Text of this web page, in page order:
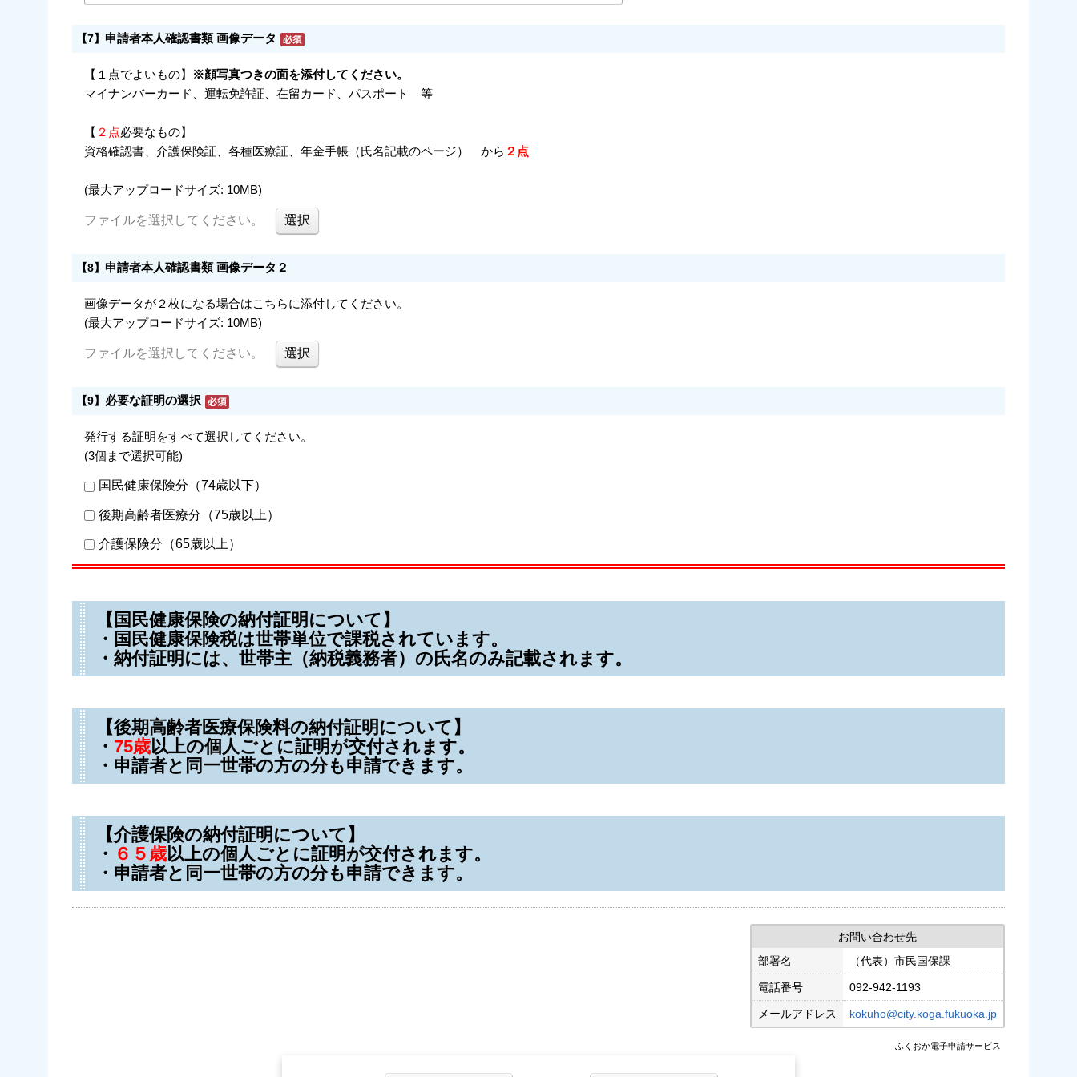
【7】 申請者本人確認書類 画像データ
【１点でよいもの】
※顔写真つきの面を添付してください。
マイナンバーカード、運転免許証、在留カード、パスポート 等
【 ２点必要なもの】
資格確認書、介護保険証、各種医療証、年金手帳（氏名記載のページ） から ２点
(最大アップロードサイズ: 10MB)
ファイルを選択してください。
【8】 申請者本人確認書類 画像データ２
画像データが２枚になる場合はこちらに添付してください。
(最大アップロードサイズ: 10MB)
ファイルを選択してください。
【9】 必要な証明の選択
発行する証明をすべて選択してください。
(3個まで選択可能)
国民健康保険分（74歳以下）
後期高齢者医療分（75歳以上）
介護保険分（65歳以上）
【国民健康保険の納付証明について】
・国民健康保険税は世帯単位で課税されています。
・納付証明には、世帯主（納税義務者）の氏名のみ記載されます。
【後期高齢者医療保険料の納付証明について】
・ 75歳以上の個人ごとに証明が交付されます。
・申請者と同一世帯の方の分も申請できます。
【介護保険の納付証明について】
・ ６５歳以上の個人ごとに証明が交付されます。
・申請者と同一世帯の方の分も申請できます。
お問い合わせ先
部署名
（代表）市民国保課
電話番号 092-942-1193
メールアドレス kokuho@city.koga.fukuoka.jp
ふくおか電子申請サービス